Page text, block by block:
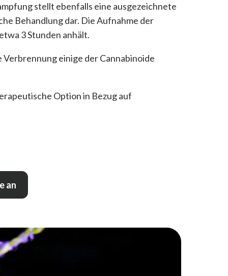
stellt ebenfalls eine ausgezeichnete
Behandlung dar. Die Aufnahme der
3 Stunden anhält.
einige der Cannabinoide
Option in Bezug auf
an